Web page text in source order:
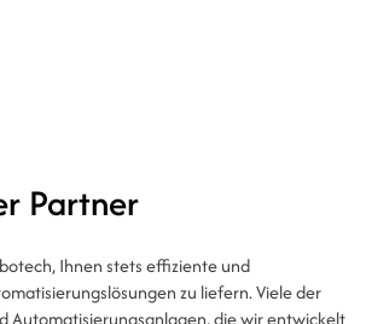
Partner
Ihnen stets effiziente und
zu liefern. Viele der